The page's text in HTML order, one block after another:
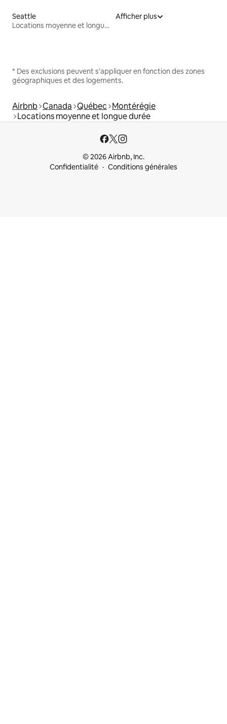
Seattle
Locations moyenne et longue durée
Afficher plus
* Des exclusions peuvent s'appliquer en fonction des zones
géographiques et des logements.
Airbnb Canada Québec Montérégie
Locations moyenne et longue durée
© 2026 Airbnb, Inc.
Confidentialité
Conditions générales